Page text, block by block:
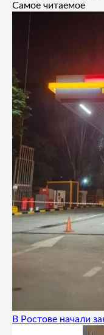
Самое читаемое
В Ростове начали